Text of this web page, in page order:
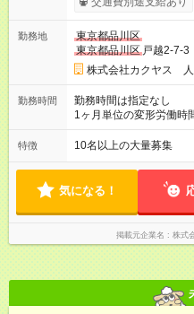
（48，700円～58，
定致します。 【試用期間】試用期間あり 試用期間の長さ：3ヶ
月 雇用形態、給与は本
勤務地
東京都品川区
東京都品川区 戸越2-7-
株式会社カクヤス
勤務時間
勤務時間は指定なし
1ヶ月単位の変形労働時間制
2：00の間のシフト制 ※営業時間・勤務開始時間は拠点により異
なる。
特徴 10名以上の大量募集
気になる！
掲載元企業名 株式